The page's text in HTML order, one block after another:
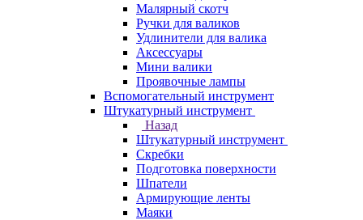
Малярный скотч
Ручки для валиков
Удлинители для валика
Аксессуары
Мини валики
Проявочные лампы
Вспомогательный инструмент
Штукатурный инструмент
Назад
Штукатурный инструмент
Скребки
Подготовка поверхности
Шпатели
Армирующие ленты
Маяки